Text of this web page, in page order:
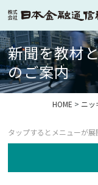
新聞を教材
のご案内
HOME > ニッ